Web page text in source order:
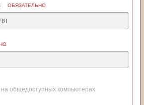
ОБЯЗАТЕЛЬНО
общедоступных компьютерах